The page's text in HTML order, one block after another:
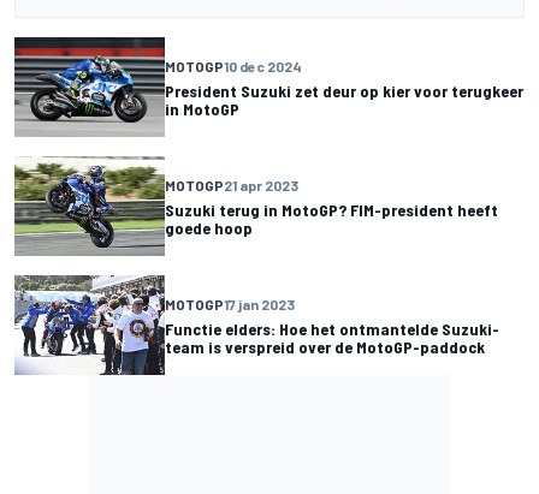
MOTOGP10 dec 2024
President Suzuki zet deur op kier voor terugkeer
in MotoGP
MOTOGP21 apr 2023
Suzuki terug in MotoGP? FIM-president heeft
goede hoop
MOTOGP17 jan 2023
Functie elders: Hoe het ontmantelde Suzuki-
team is verspreid over de MotoGP-paddock